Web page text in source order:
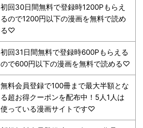
初回30日間無料で登録時1200Pもらえ
るので1200円以下の漫画を無料で読め
る♡
初回31日間無料で登録時600Pもらえる
ので600円以下の漫画を無料で読める♡
無料会員登録で100冊まで最大半額とな
る超お得クーポンを配布中！5人1人は
使っている漫画サイトです♡